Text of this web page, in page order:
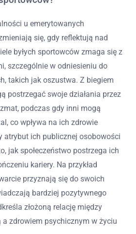
u emerytowanych
się, gdy reflektują nad
byłych sportowców zmaga się z
szczególnie w odniesieniu do
takich jak oszustwa. Z biegiem
postrzegać swoje działania przez
podczas gdy inni mogą
co wpływa na ich zdrowie
atrybut ich publicznej osobowości
jak społeczeństwo postrzega ich
kariery. Na przykład
przyznają się do swoich
bardziej pozytywnego
złożoną relację między
a zdrowiem psychicznym w życiu